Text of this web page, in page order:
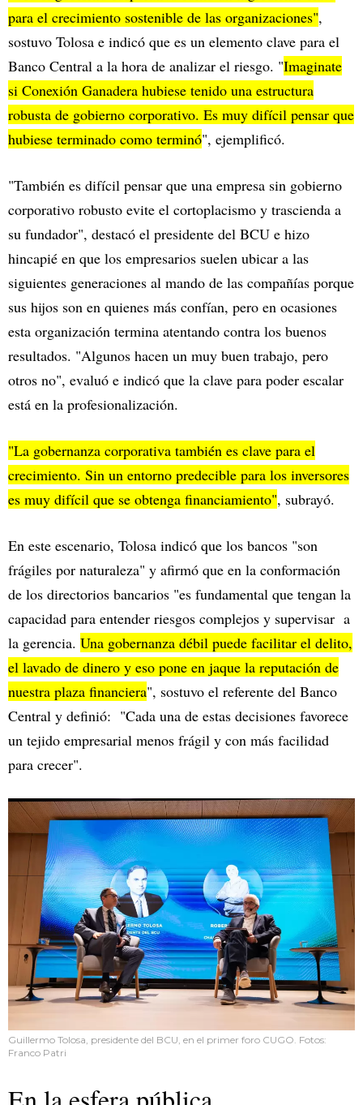
para el crecimiento sostenible de las organizaciones",
sostuvo Tolosa e indicó que es un elemento clave para el
Banco Central a la hora de analizar el riesgo. "Imaginate
si Conexión Ganadera hubiese tenido una estructura
robusta de gobierno corporativo. Es muy difícil pensar que
hubiese terminado como terminó", ejemplificó.
"También es difícil pensar que una empresa sin gobierno
corporativo robusto evite el cortoplacismo y trascienda a
su fundador", destacó el presidente del BCU e hizo
hincapié en que los empresarios suelen ubicar a las
siguientes generaciones al mando de las compañías porque
sus hijos son en quienes más confían, pero en ocasiones
esta organización termina atentando contra los buenos
resultados. "Algunos hacen un muy buen trabajo, pero
otros no", evaluó e indicó que la clave para poder escalar
está en la profesionalización.
"La gobernanza corporativa también es clave para el
crecimiento. Sin un entorno predecible para los inversores
es muy difícil que se obtenga financiamiento", subrayó.
En este escenario, Tolosa indicó que los bancos "son
frágiles por naturaleza" y afirmó que en la conformación
de los directorios bancarios "es fundamental que tengan la
capacidad para entender riesgos complejos y supervisar a
la gerencia. Una gobernanza débil puede facilitar el delito,
el lavado de dinero y eso pone en jaque la reputación de
nuestra plaza financiera", sostuvo el referente del Banco
Central y definió: "Cada una de estas decisiones favorece
un tejido empresarial menos frágil y con más facilidad
para crecer".
Guillermo Tolosa, presidente del BCU, en el primer foro CUGO. Fotos:
Franco Patri